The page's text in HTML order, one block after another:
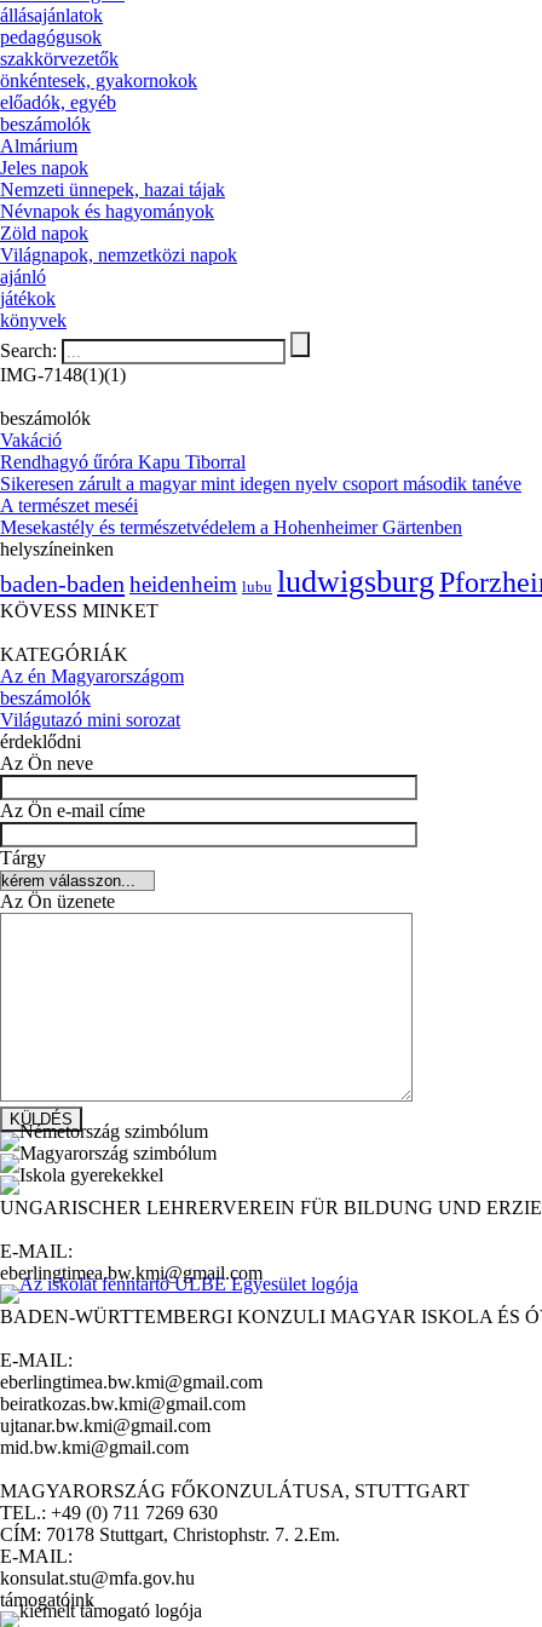
állásajánlatok
pedagógusok
szakkörvezetők
önkéntesek, gyakornokok
előadók, egyéb
beszámolók
Almárium
Jeles napok
Nemzeti ünnepek, hazai tájak
Névnapok és hagyományok
Zöld napok
Világnapok, nemzetközi napok
ajánló
játékok
könyvek
Search:
IMG-7148(1)(1)
beszámolók
Vakáció
Rendhagyó űróra Kapu Tiborral
Sikeresen zárult a magyar mint idegen nyelv csoport második tanéve
A természet meséi
Mesekastély és természetvédelem a Hohenheimer Gärtenben
helyszíneinken
baden-baden heidenheim lubu ludwigsburg
KÖVESS MINKET
KATEGÓRIÁK
Az én Magyarországom
beszámolók
Világutazó mini sorozat
érdeklődni
Az Ön neve
Az Ön e-mail címe
Tárgy
Az Ön üzenete
UNGARISCHER LEHRERVEREIN FÜR BILDUNG UND
E-MAIL:
eberlingtimea.bw.kmi@gmail.com
BADEN-WÜRTTEMBERGI KONZULI MAGYAR ISKOLA ÉS
E-MAIL:
eberlingtimea.bw.kmi@gmail.com
beiratkozas.bw.kmi@gmail.com
ujtanar.bw.kmi@gmail.com
mid.bw.kmi@gmail.com
MAGYARORSZÁG FŐKONZULÁTUSA, STUTTGART
TEL.: +49 (0) 711 7269 630
CÍM: 70178 Stuttgart, Christophstr. 7. 2.Em.
E-MAIL:
konsulat.stu@mfa.gov.hu
támogatóink